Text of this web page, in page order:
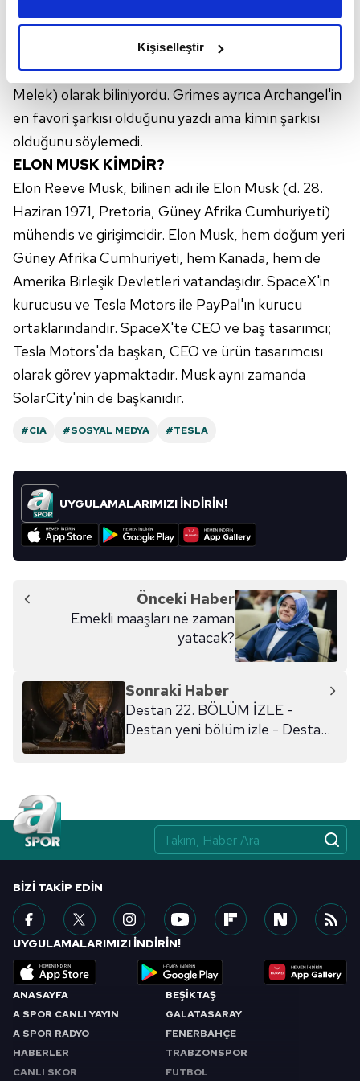
amacımızın size daha iyi bir reklam deneyimi sunmak
elimizden gelen çabayı gösterdiğimizi ve bu noktada,
kalemimiz olduğunu sizlere hatırlatmak isteriz.
Her halükârda, kullanıcılar, bu çerezlere izin vermedikleri
takdirde, kullanıcılara hedefli reklamlar
gösterilmeyecektir."
Sizlere daha iyi bir hizmet sunabilmek için İnternet
Sitemizde kendimize ve üçüncü kişilere ait çerezler
kullanılmaktadır. Bu çerezler vasıtasıyla çeşitli kişisel
verileriniz işlenmekte olup gerekli olan çerezler bilgi
toplumu hizmetlerinin sunulması amacıyla
kullanılmaktadır. Diğer çerezler, sitemizin daha işlevsel
kılınması ve kişiselleştirilmesi ve sizlere yönelik
reklam/pazarlama faaliyetlerinin yapılması, amaçlarıyla
sınırlı olarak açık rızanız dahilinde kullanılacaktır.
Çerezlere ilişkin tercihlerinizi aşağıda yer alan panel
6698 sayılı Kişisel Verilerin Korunması Kanunu uyarınca
hazırlanmış Aydınlatma Metnimizi okumak ve sitemizde
ilgili mevzuata uygun olarak kullanılan çerezlerle ilgili bilgi
almak için lütfentıklayınız.
Kişiselleştir
albümündeki bir şarkıya 4ÆM adını vermişti. A-12 de
Lockheed'in CIA için ürettiği bir uçak modeli. Gelişimi
sırasında tasarımcılar tarafından 'Archangel' (Büyülü
Melek) olarak biliniyordu. Grimes ayrıca Archangel'in
en favori şarkısı olduğunu yazdı ama kimin şarkısı
olduğunu söylemedi.
ELON MUSK KİMDİR?
Elon Reeve Musk, bilinen adı ile Elon Musk (d. 28.
Haziran 1971, Pretoria, Güney Afrika Cumhuriyeti)
mühendis ve girişimcidir. Elon Musk, hem doğum yeri
Güney Afrika Cumhuriyeti, hem Kanada, hem de
Amerika Birleşik Devletleri vatandaşıdır. SpaceX'in
kurucusu ve Tesla Motors ile PayPal'ın kurucu
ortaklarındandır. SpaceX'te CEO ve baş tasarımcı;
Tesla Motors'da başkan, CEO ve ürün tasarımcısı
olarak görev yapmaktadır. Musk aynı zamanda
SolarCity'nin de başkanıdır.
#CIA #SOSYAL MEDYA #TESLA
UYGULAMALARIMIZI İNDİRİN!
Önceki Haber
Emekli maaşları ne zaman
yatacak?
Sonraki Haber
Destan 22. BÖLÜM İZLE -
Destan yeni bölüm izle - Destan
ANASAYFA
A SPOR CANLI YAYIN
A SPOR RADYO
HABERLER
CANLI SKOR
BEŞİKTAŞ
GALATASARAY
FENERBAHÇE
TRABZONSPOR
FUTBOL
BIZI TAKIP EDIN
UYGULAMALARIMIZI İNDİRİN!